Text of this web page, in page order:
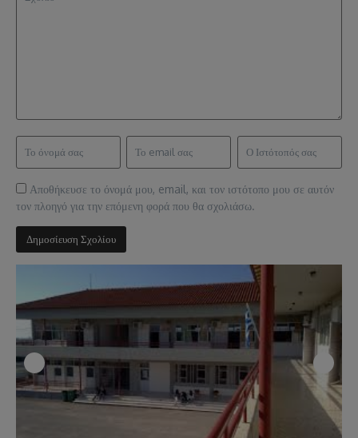
Αποθήκευσε το όνομά μου, email, και τον ιστότοπο μου σε αυτόν
τον πλοηγό για την επόμενη φορά που θα σχολιάσω.